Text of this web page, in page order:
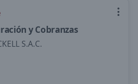
y Cobranzas
S.A.C.